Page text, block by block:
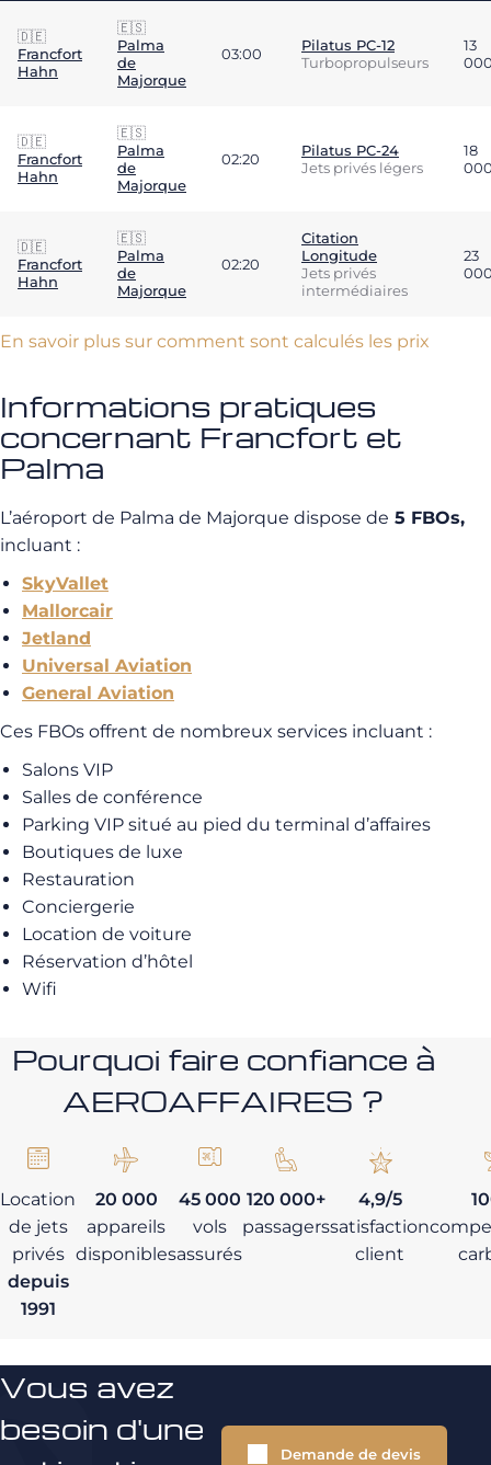
🇩🇪
Francfort
Hahn
🇪🇸
Palma
de
Majorque
03:00
Pilatus PC-12
Turbopropulseurs
13
🇩🇪
Francfort
Hahn
🇪🇸
Palma
de
Majorque
02:20
Pilatus PC-24
Jets privés légers
18
🇩🇪
Francfort
Hahn
🇪🇸
Palma
de
Majorque
02:20
Citation
Longitude
Jets privés
intermédiaires
23
En savoir plus sur comment sont calculés les prix
Informations pratiques
concernant Francfort et
Palma
L’aéroport de Palma de Majorque dispose de 5 FBOs,
incluant :
SkyVallet
Mallorcair
Jetland
Universal Aviation
General Aviation
Ces FBOs offrent de nombreux services incluant :
Salons VIP
Salles de conférence
Parking VIP situé au pied du terminal d’affaires
Boutiques de luxe
Restauration
Conciergerie
Location de voiture
Réservation d’hôtel
Wifi
Pourquoi faire confiance à
AEROAFFAIRES ?
Location
de jets
privés
depuis
1991
20 000
appareils
disponibles
45 000
vols
assurés
120 000+
passagers
4,9/5
satisfaction
client
Vous avez
besoin d'une
Demande de devis